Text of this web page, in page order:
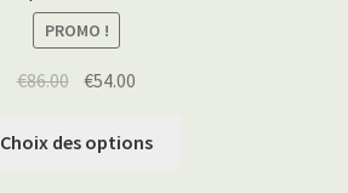
PROMO !
€86.00 €54.00
Choix des options